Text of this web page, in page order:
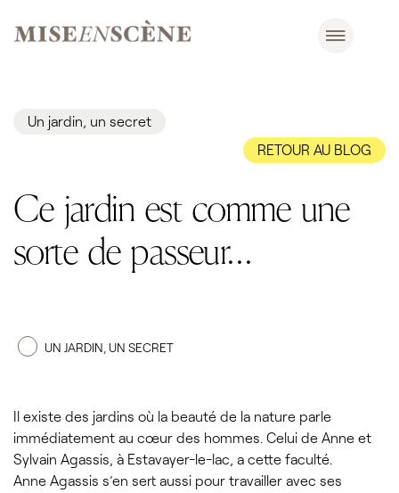
Un jardin, un secret
RETOUR AU BLOG
Ce jardin est comme une
sorte de passeur…
UN JARDIN, UN SECRET
Il existe des jardins où la beauté de la nature parle
immédiatement au cœur des hommes. Celui de Anne et
Sylvain Agassis, à Estavayer-le-lac, a cette faculté.
Anne Agassis s’en sert aussi pour travailler avec ses